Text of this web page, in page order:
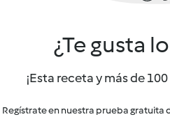
¿Te gusta
¡Esta receta y más de
Regístrate en nuestra prueba gratuita